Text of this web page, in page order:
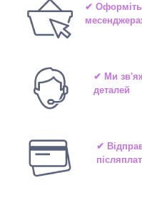
✔ Оформіть
✔ Ми
деталей
✔